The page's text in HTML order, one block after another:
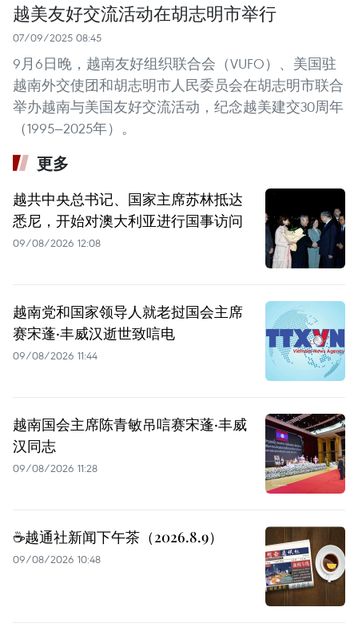
越美友好交流活动在胡志明市举行
07/09/2025 08:45
9月6日晚，越南友好组织联合会（VUFO）、美国驻
越南外交使团和胡志明市人民委员会在胡志明市联合
举办越南与美国友好交流活动，纪念越美建交30周年
（1995—2025年）。
更多
越共中央总书记、国家主席苏林抵达
悉尼，开始对澳大利亚进行国事访问
09/08/2026 12:08
越南党和国家领导人就老挝国会主席
赛宋蓬·丰威汉逝世致唁电
09/08/2026 11:44
越南国会主席陈青敏吊唁赛宋蓬·丰威
汉同志
09/08/2026 11:28
☕️越通社新闻下午茶（2026.8.9）
09/08/2026 10:48